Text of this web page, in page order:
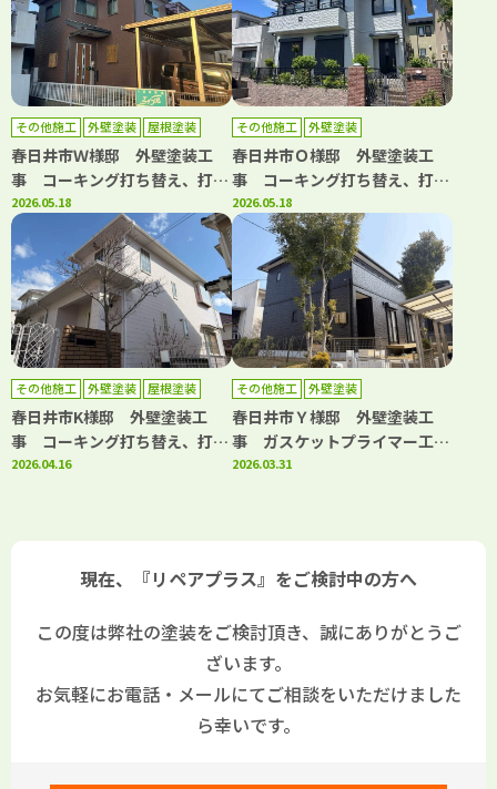
その他施工 外壁塗装 屋根塗装
春日井市Ｗ様邸 外壁塗装工
事 コーキング打ち替え、打ち
増し工事 屋根塗装工事 ベラ
ンダトップコート工事 その他
工事
2026.05.18
その他施工 外壁塗装
春日井市Ｏ様邸 外壁塗装工
事 コーキング打ち替え、打ち
増し工事 ガスケット工事 ベ
ランダトップコート工事
2026.05.18
その他施工 外壁塗装
屋根塗装
防水工事
春日井市K様邸 外壁塗装工
事 コーキング打ち替え、打ち
増し工事 屋根塗装工事 防水
2026.04.16
その他施工 外壁塗装
春日井市Ｙ様邸 外壁塗装工
事 ガスケットプライマー工
事 コーキング打ち替え・打ち
外機･室内機撤去処分工事
2026.03.31
現在、『リペアプラス』をご検討中の方へ
この度は弊社の塗装をご検討頂き、誠にありがとうご
ざいます。
お気軽にお電話・メールにてご相談をいただけました
ら幸いです。